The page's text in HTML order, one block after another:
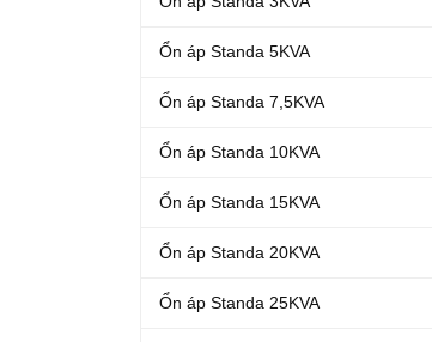
Ổn áp Standa 5KVA
Ổn áp Standa 7,5KVA
Ổn áp Standa 10KVA
Ổn áp Standa 15KVA
Ổn áp Standa 20KVA
Ổn áp Standa 25KVA